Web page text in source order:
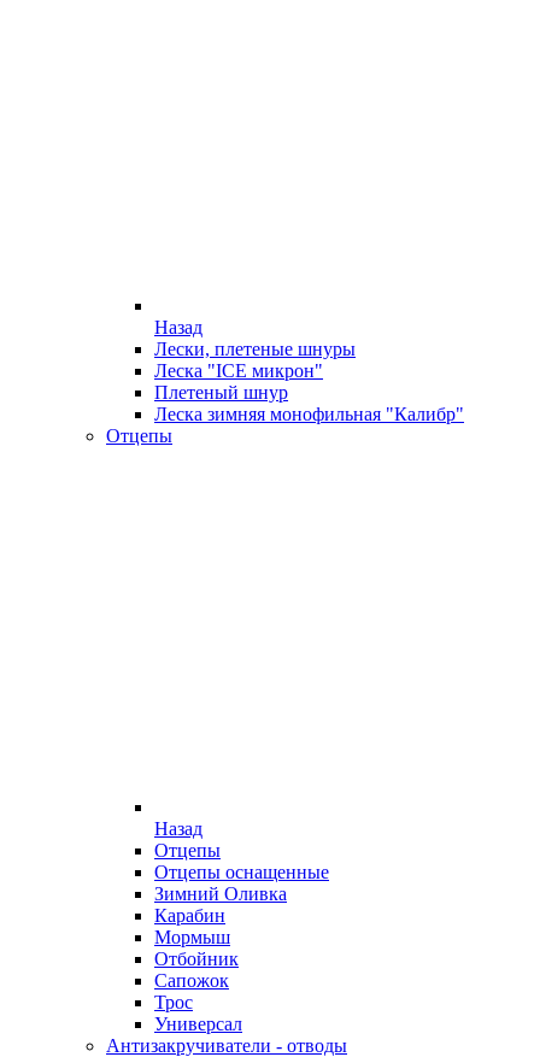
Назад
Лески, плетеные шнуры
Леска "ICE микрон"
Плетеный шнур
Леска зимняя монофильная "Калибр"
Отцепы
Назад
Отцепы
Отцепы оснащенные
Зимний Оливка
Карабин
Мормыш
Отбойник
Сапожок
Трос
Универсал
Антизакручиватели - отводы